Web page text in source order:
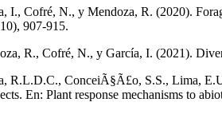
I., Cofré, N., y Mendoza, R. (2020).
907-915.
R., Cofré, N., y García, I. (2021).
R.L.D.C., ConceiÃ§Ã£o, S.S., Lima,
En: Plant response mechanisms to